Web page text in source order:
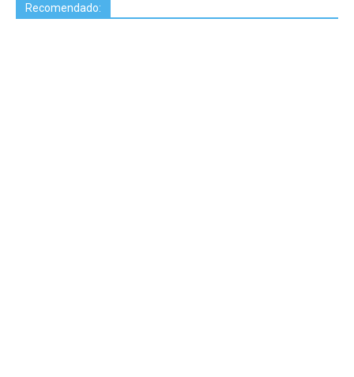
Recomendado: